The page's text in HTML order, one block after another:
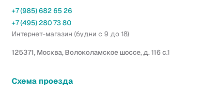
+7 (985) 682 65 26
+7 (495) 280 73 80
Интернет-магазин (будни с 9 до 18)
125371, Москва, Волоколамское шоссе, д. 116 с.1
Схема проезда